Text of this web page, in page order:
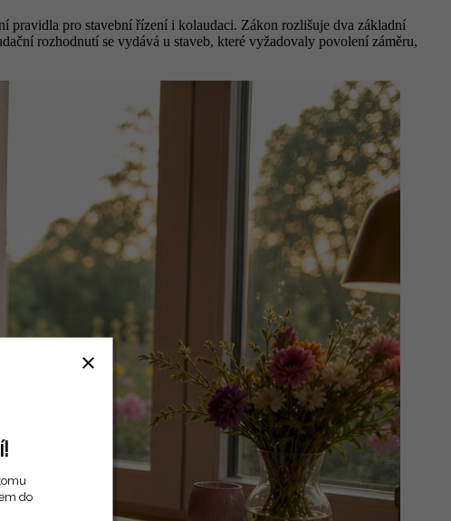
pravidla pro stavební řízení i kolaudaci. Zákon rozlišuje dva základní
rozhodnutí se vydává u staveb, které vyžadovaly povolení záměru,
do